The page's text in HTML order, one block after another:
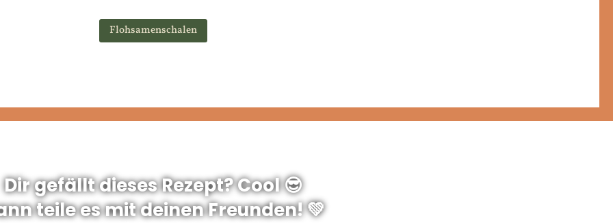
Flohsamenschalen
Dir gefällt dieses Rezept? Cool 😎
teile es mit deinen Freunden! 💚